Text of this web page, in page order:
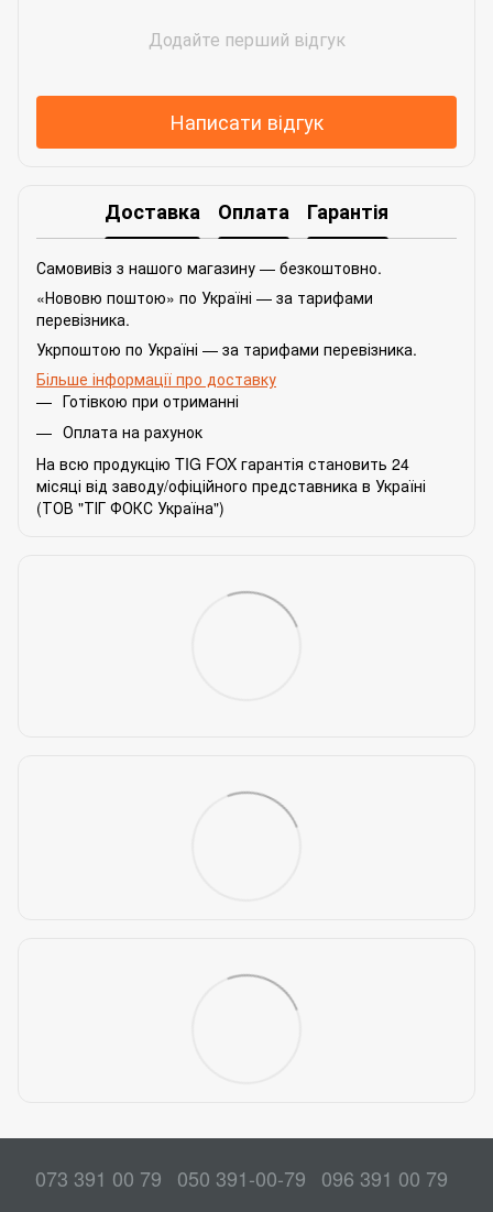
Додайте перший відгук
Написати відгук
Доставка Оплата Гарантія
Самовивіз з нашого магазину — безкоштовно.
«Нововю поштою» по Україні — за тарифами
перевізника.
Укрпоштою по Україні — за тарифами перевізника.
Більше інформації про доставку
Готівкою при отриманні
Оплата на рахунок
На всю продукцію TIG FOX гарантія становить 24
місяці від заводу/офіційного представника в Україні
(ТОВ "ТІГ ФОКС Україна")
073 391 00 79 050 391-00-79 096 391 00 79